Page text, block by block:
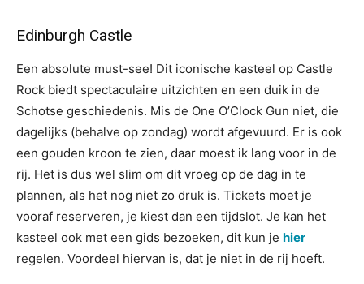
Edinburgh Castle
Een absolute must-see! Dit iconische kasteel op Castle
Rock biedt spectaculaire uitzichten en een duik in de
Schotse geschiedenis. Mis de One O’Clock Gun niet, die
dagelijks (behalve op zondag) wordt afgevuurd. Er is ook
een gouden kroon te zien, daar moest ik lang voor in de
rij. Het is dus wel slim om dit vroeg op de dag in te
plannen, als het nog niet zo druk is. Tickets moet je
vooraf reserveren, je kiest dan een tijdslot. Je kan het
kasteel ook met een gids bezoeken, dit kun je hier
regelen. Voordeel hiervan is, dat je niet in de rij hoeft.